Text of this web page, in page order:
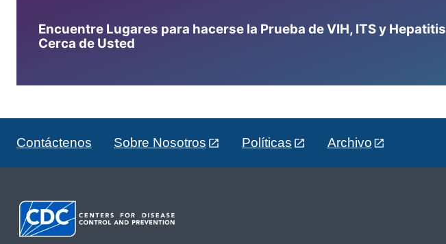
Encuentre Lugares para hacerse la Prueba de VIH, ITS y Hepatitis
Cerca de Usted
Contáctenos Sobre Nosotros Políticas Archivo